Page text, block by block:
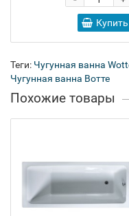
Купить
Теги: Чугунная ванна
Чугунная ванна Вотте
Похожие товары